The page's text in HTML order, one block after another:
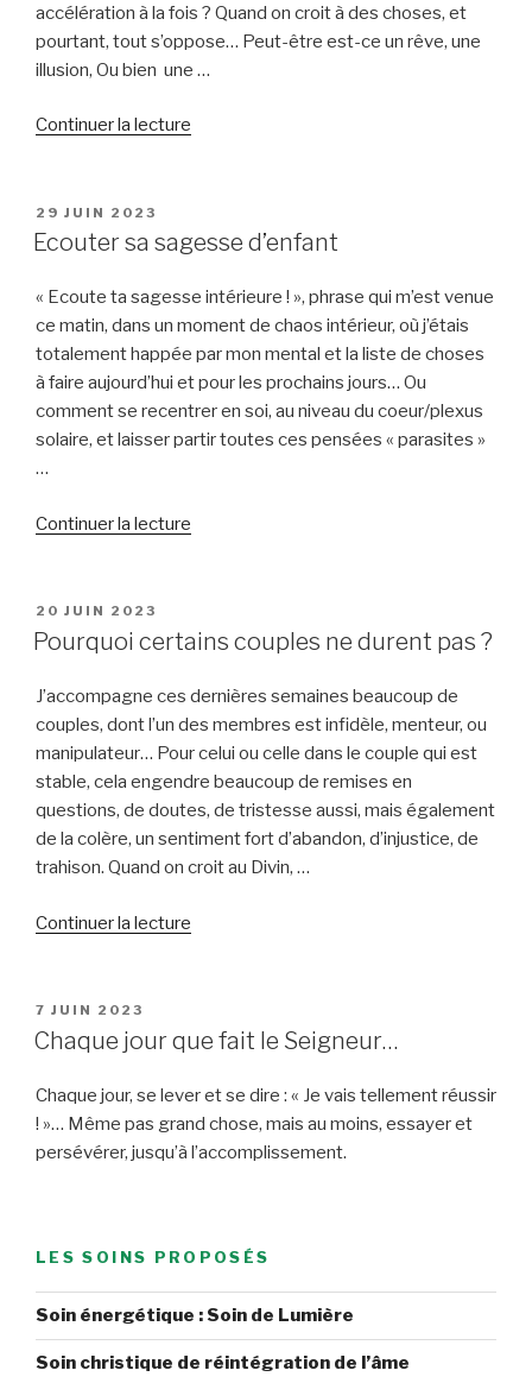
accélération à la fois ? Quand on croit à des choses, et
pourtant, tout s’oppose… Peut-être est-ce un rêve, une
illusion, Ou bien une …
Continuer la lecture
Beauté
l’Âme »
PUBLIÉ
LE
29 JUIN 2023
Ecouter sa sagesse d’enfant
« Ecoute ta sagesse intérieure ! », phrase qui m’est venue
ce matin, dans un moment de chaos intérieur, où j’étais
totalement happée par mon mental et la liste de choses
à faire aujourd’hui et pour les prochains jours… Ou
comment se recentrer en soi, au niveau du coeur/plexus
solaire, et laisser partir toutes ces pensées « parasites »
…
Continuer la lecture
d’enfant »
PUBLIÉ
LE
20 JUIN 2023
Pourquoi certains couples ne durent pas ?
J’accompagne ces dernières semaines beaucoup de
couples, dont l’un des membres est infidèle, menteur, ou
manipulateur… Pour celui ou celle dans le couple qui est
stable, cela engendre beaucoup de remises en
questions, de doutes, de tristesse aussi, mais également
de la colère, un sentiment fort d’abandon, d’injustice, de
trahison. Quand on croit au Divin, …
Continuer la lecture
ne
pas
? »
PUBLIÉ
LE
7 JUIN 2023
Chaque jour que fait le Seigneur…
Chaque jour, se lever et se dire : « Je vais tellement réussir
! »… Même pas grand chose, mais au moins, essayer et
persévérer, jusqu’à l’accomplissement.
LES SOINS PROPOSÉS
Soin énergétique : Soin de Lumière
Soin christique de réintégration de l’âme